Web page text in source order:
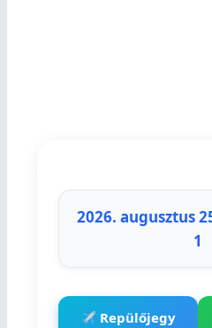
2026. augusztus
1
Repülőjegy